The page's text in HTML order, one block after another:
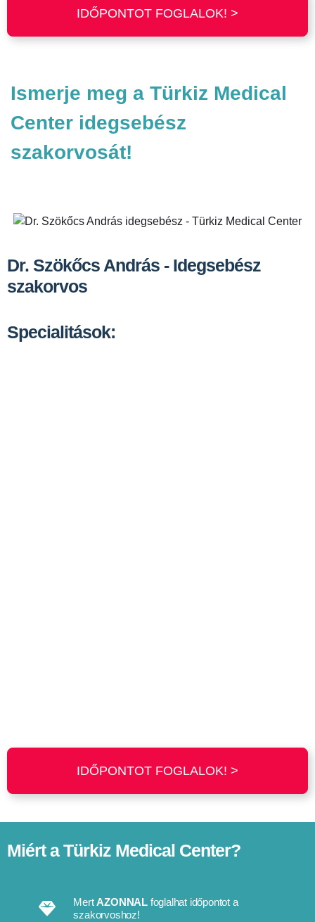
IDŐPONTOT FOGLALOK! >
Ismerje meg a Türkiz Medical
Center idegsebész
szakorvosát!
Dr. Szökőcs András - Idegsebész
szakorvos
Specialitások:
IDŐPONTOT FOGLALOK! >
Miért a Türkiz Medical Center?
Mert AZONNAL foglalhat időpontot a
szakorvoshoz!